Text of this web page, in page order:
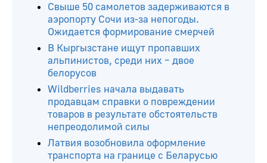
Свыше 50 самолетов задерживаются в
аэропорту Сочи из-за непогоды.
Ожидается формирование смерчей
В Кыргызстане ищут пропавших
альпинистов, среди них – двое
белорусов
Wildberries начала выдавать
продавцам справки о повреждении
товаров в результате обстоятельств
непреодолимой силы
Латвия возобновила оформление
транспорта на границе с Беларусью